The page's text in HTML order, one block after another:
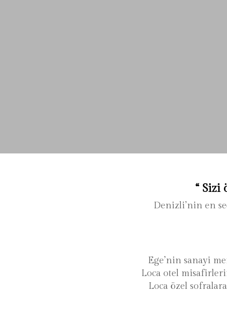
“ Sizi
Denizli’nin en
Ege’nin sanayi
Loca otel
Loca özel